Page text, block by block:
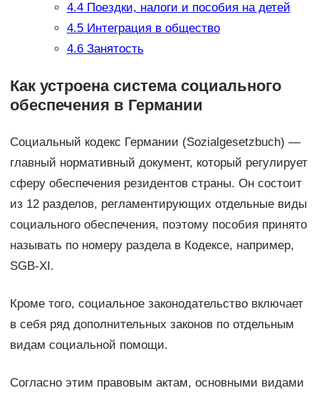
4.4Поездки, налоги и пособия на детей
4.5Интеграция в общество
4.6Занятость
Как устроена система социального
обеспечения в Германии
Социальный кодекс Германии (Sozialgesetzbuch) —
главный нормативный документ, который регулирует
сферу обеспечения резидентов страны. Он состоит
из 12 разделов, регламентирующих отдельные виды
социального обеспечения, поэтому пособия принято
называть по номеру раздела в Кодексе, например,
SGB-XI.
Кроме того, социальное законодательство включает
в себя ряд дополнительных законов по отдельным
видам социальной помощи.
Согласно этим правовым актам, основными видами